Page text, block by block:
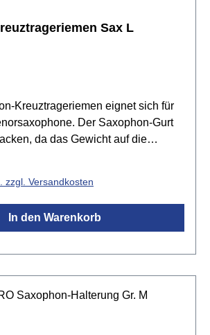
Sax L
Kreuztrageriemen eignet sich für
Der Saxophon-Gurt
da das Gewicht auf die
geeignetGewebeband 50mm
SchulternKarabinerhaken aus
der Länge ist
GermanyGröße: L
zzgl. Versandkosten
In den Warenkorb